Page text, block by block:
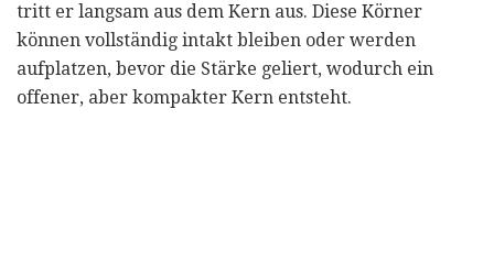
tritt er langsam aus dem Kern aus. Diese Körner
können vollständig intakt bleiben oder werden
aufplatzen, bevor die Stärke geliert, wodurch ein
offener, aber kompakter Kern entsteht.